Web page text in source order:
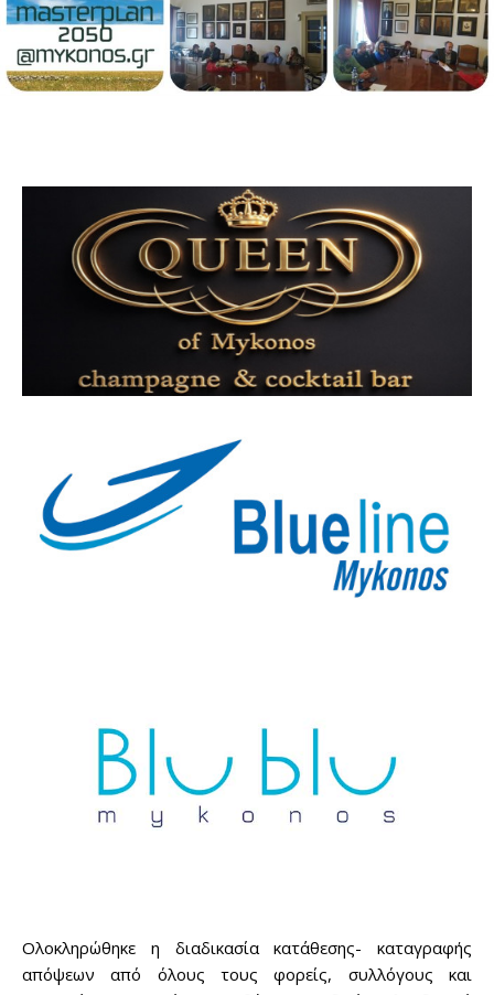
Ολοκληρώθηκε η διαδικασία κατάθεσης- καταγραφής
απόψεων από όλους τους φορείς, συλλόγους και